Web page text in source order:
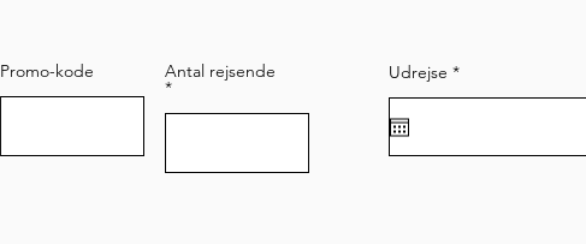
Promo-kode Antal rejsende Udrejse *r
q
r